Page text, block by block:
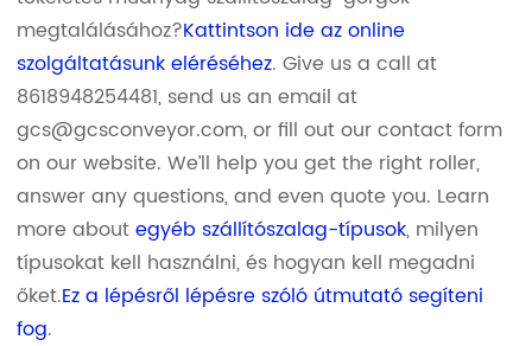
megtalálásához?Kattintson ide az online
szolgáltatásunk eléréséhez. Give us a call at
8618948254481, send us an email at
gcs@gcsconveyor.com, or fill out our contact form
on our website. We’ll help you get the right roller,
answer any questions, and even quote you. Learn
more aboutegyéb szállítószalag-típusok, milyen
típusokat kell használni, és hogyan kell megadni
őket.Ez a lépésről lépésre szóló útmutató segíteni
fog.